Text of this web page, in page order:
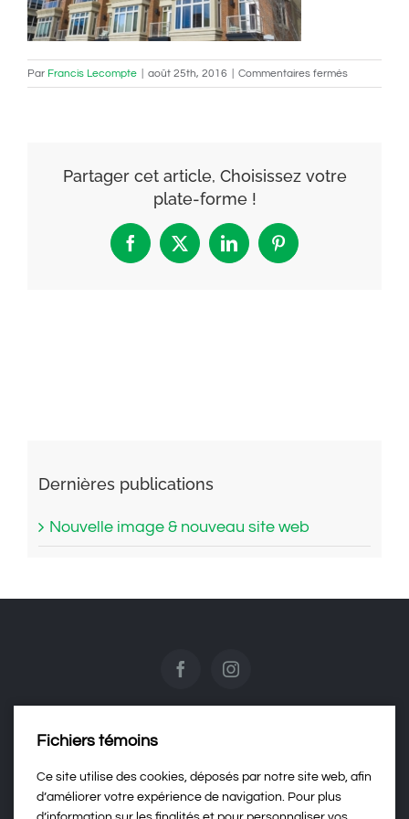
Par Francis Lecompte août 25th, 2016 Commentaires ferméssur
Partager cet article, Choisissez votre
plate-forme !
Facebook
X LinkedInPinterest
Dernières publications
Nouvelle image & nouveau site web
Contactez-nous
Fichiers témoins
Ce site utilise des cookies, déposés par notre site web, afin
d’améliorer votre expérience de navigation. Pour plus